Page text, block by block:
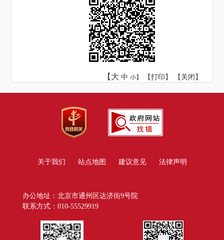
【大 中 小】 【打印 】 【 关闭 】
关于我们 站点地图 建议意见 法律声明
办公地址：北京市通州区达济街9号院
联系方式：010-55529919